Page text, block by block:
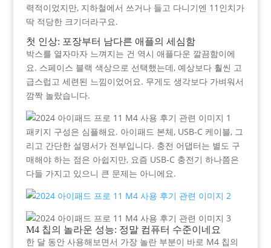
력적이었지만, 지하철에서 쓰거나 들고 다니기엔 11인치가
딱 적당한 크기더라구요.
첫 인상: 포장부터 남다른 애플의 세심함
박스를 열자마자 느껴지는 건 역시 애플다운 깔끔함이에
요. 스페이스 블랙 색상으로 선택했는데, 예상보다 훨씬 고
급스럽고 세련된 느낌이었어요. 무게도 생각보다 가벼워서
깜짝 놀랐습니다.
패키지 구성은 심플해요. 아이패드 본체, USB-C 케이블, 그
리고 간단한 설명서가 전부입니다. 충전 어댑터는 별도 구
매해야 하는 점은 아쉽지만, 요즘 USB-C 충전기 하나쯤은
다들 가지고 있으니 큰 문제는 아니에요.
M4 칩의 놀라운 성능: 정말 컴퓨터 수준이네요
한 달 동안 사용해보면서 가장 놀란 부분이 바로 M4 칩의